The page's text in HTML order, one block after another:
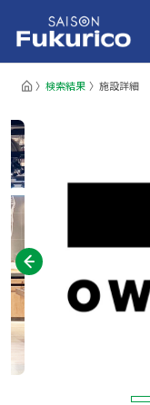
検索結果 施設詳細